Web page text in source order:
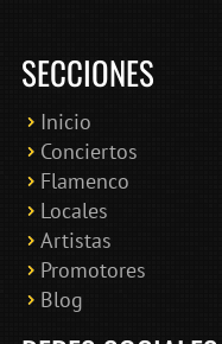
SECCIONES
Inicio
Conciertos
Flamenco
Locales
Artistas
Promotores
Blog